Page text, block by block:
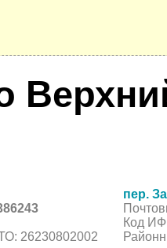
26230802002
пер.
Код